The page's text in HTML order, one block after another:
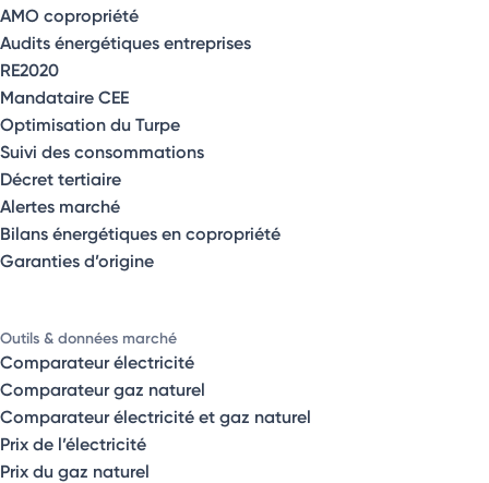
AMO copropriété
Audits énergétiques entreprises
RE2020
Mandataire CEE
Optimisation du Turpe
Suivi des consommations
Décret tertiaire
Alertes marché
Bilans énergétiques en copropriété
Garanties d’origine
Outils & données marché
Comparateur électricité
Comparateur gaz naturel
Comparateur électricité et gaz naturel
Prix de l’électricité
Prix du gaz naturel